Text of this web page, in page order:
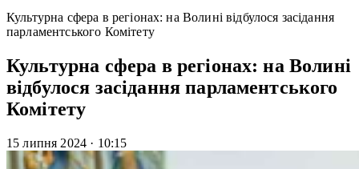
Культурна сфера в регіонах: на Волині відбулося засідання
парламентського Комітету
Культурна сфера в регіонах: на Волині
відбулося засідання парламентського
Комітету
15 липня 2024 · 10:15